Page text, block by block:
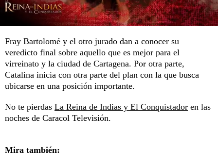
Fray Bartolomé y el otro jurado dan a conocer su
veredicto final sobre aquello que es mejor para el
virreinato y la ciudad de Cartagena. Por otra parte,
Catalina inicia con otra parte del plan con la que busca
ubicarse en una posición importante.
No te pierdas La Reina de Indias y El Conquistador en las
noches de Caracol Televisión.
Mira también: